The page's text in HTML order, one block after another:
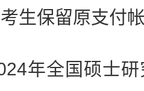
生保留原支付
年全国硕士研